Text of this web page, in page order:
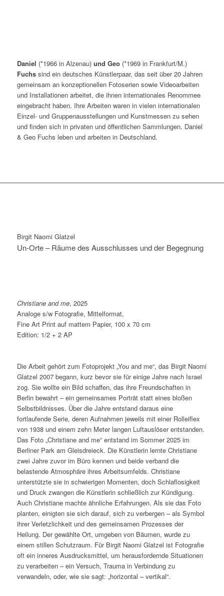
Daniel (*1966 in Alzenau) und Geo(*1969 in Frankfurt/M.)
Fuchssind ein deutsches Künstlerpaar, das seit über 20 Jahren
gemeinsam an konzeptionellen Fotoserien sowie Videoarbeiten
und Installationen arbeitet, die ihnen internationales Renommee
eingebracht haben. Ihre Arbeiten waren in vielen internationalen
Einzel- und Gruppenausstellungen und Kunstmessen zu sehen
und finden sich in privaten und öffentlichen Sammlungen. Daniel
& Geo Fuchs leben und arbeiten in Deutschland.
Birgit Naomi Glatzel
Un-Orte – Räume des Ausschlusses und der Begegnung
Christiane and me, 2025
Analoge s/w Fotografie, Mittelformat,
Fine Art Print auf mattem Papier, 100 x 70 cm
Edition: 1/2 + 2 AP
Die Arbeit gehört zum Fotoprojekt „You and me“, das Birgit Naomi
Glatzel 2007 begann, kurz bevor sie für einige Jahre nach Israel
zog. Sie wollte ein Bild schaffen, das ihre Freundschaften in
Berlin bewahrt – ein gemeinsames Porträt statt eines bloßen
Selbstbildnisses. Über die Jahre entstand daraus eine
fortlaufende Serie, deren Aufnahmen jeweils mit einer Rolleiflex
von 1938 und einem zehn Meter langen Luftauslöser entstanden.
Das Foto „Christiane and me“ entstand im Sommer 2025 im
Berliner Park am Gleisdreieck. Die Künstlerin lernte Christiane
zwei Jahre zuvor im Büro kennen und beide verband die
belastende Atmosphäre ihres Arbeitsumfelds. Christiane
unterstützte sie in schwierigen Momenten, doch Schlaflosigkeit
und Druck zwangen die Künstlerin schließlich zur Kündigung.
Auch Christiane machte ähnliche Erfahrungen. Als sie das Foto
planten, einigten sie sich darauf, sich zu verbergen – als Symbol
ihrer Verletzlichkeit und des gemeinsamen Prozesses der
Heilung. Der gewählte Ort, umgeben von Bäumen, wurde zu
einem stillen Schutzraum. Für Birgit Naomi Glatzel ist Fotografie
oft ein inneres Ausdrucksmittel, um herausfordernde Situationen
zu verarbeiten – ein Versuch, Trauma in Verbindung zu
verwandeln, oder, wie sie sagt: „horizontal – vertikal“.